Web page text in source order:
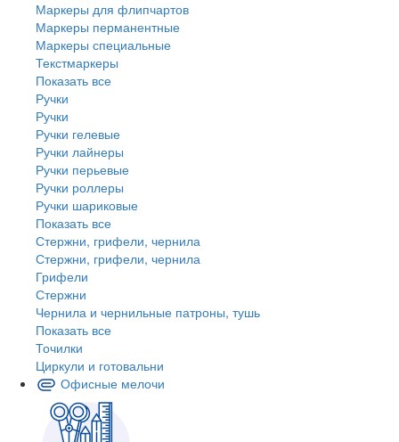
Маркеры для флипчартов
Маркеры перманентные
Маркеры специальные
Текстмаркеры
Показать все
Ручки
Ручки
Ручки гелевые
Ручки лайнеры
Ручки перьевые
Ручки роллеры
Ручки шариковые
Показать все
Стержни, грифели, чернила
Стержни, грифели, чернила
Грифели
Стержни
Чернила и чернильные патроны, тушь
Показать все
Точилки
Циркули и готовальни
Офисные мелочи